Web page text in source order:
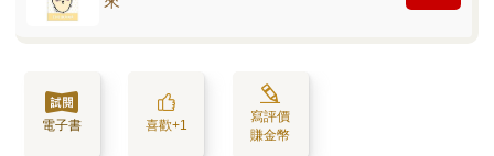
電子書 喜歡+1
寫評價
賺金幣